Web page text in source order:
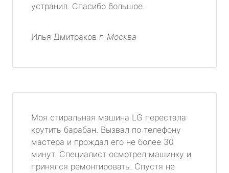
устранил. Спасибо большое.
Илья Дмитраков г. Москва
Моя стиральная машина LG перестала
крутить барабан. Вызвал по телефону
мастера и прождал его не более 30
минут. Специалист осмотрел машинку и
принялся ремонтировать. Спустя не